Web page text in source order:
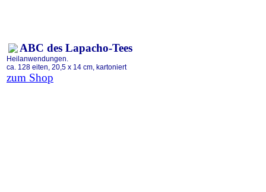
ABC des Lapacho-Tees
Heilanwendungen.
ca. 128 eiten, 20,5 x 14 cm, kartoniert
zum Shop